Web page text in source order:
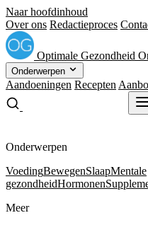
Naar hoofdinhoud
Over ons Redactieproces
Optimale Gezondheid
Onderwerpen
Aandoeningen Recepten
Onderwerpen
VoedingBewegenSlaapMentale
gezondheidHormonen
Meer